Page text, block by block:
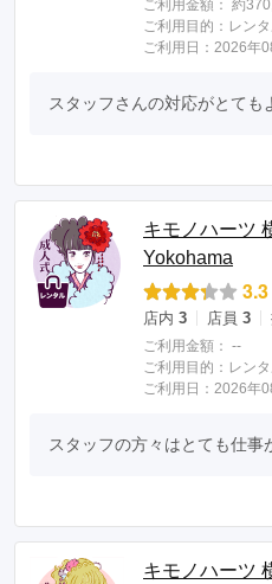
ご利用金額： 約
ご利用目的： レン
ご利用日：2026年
スタッフさんの対応がとても
キモノハーツ
Yokohama
3.3
店内 3 店員 3
ご利用金額： --
ご利用目的： レン
ご利用日：2026年
スタッフの方々はとても仕事
キモノハーツ